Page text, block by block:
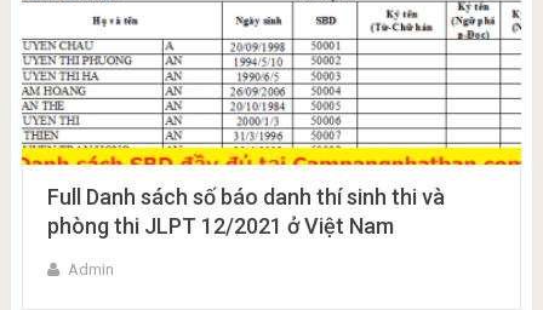
Full Danh sách số báo danh thí sinh thi và
phòng thi JLPT 12/2021 ở Việt Nam
Admin